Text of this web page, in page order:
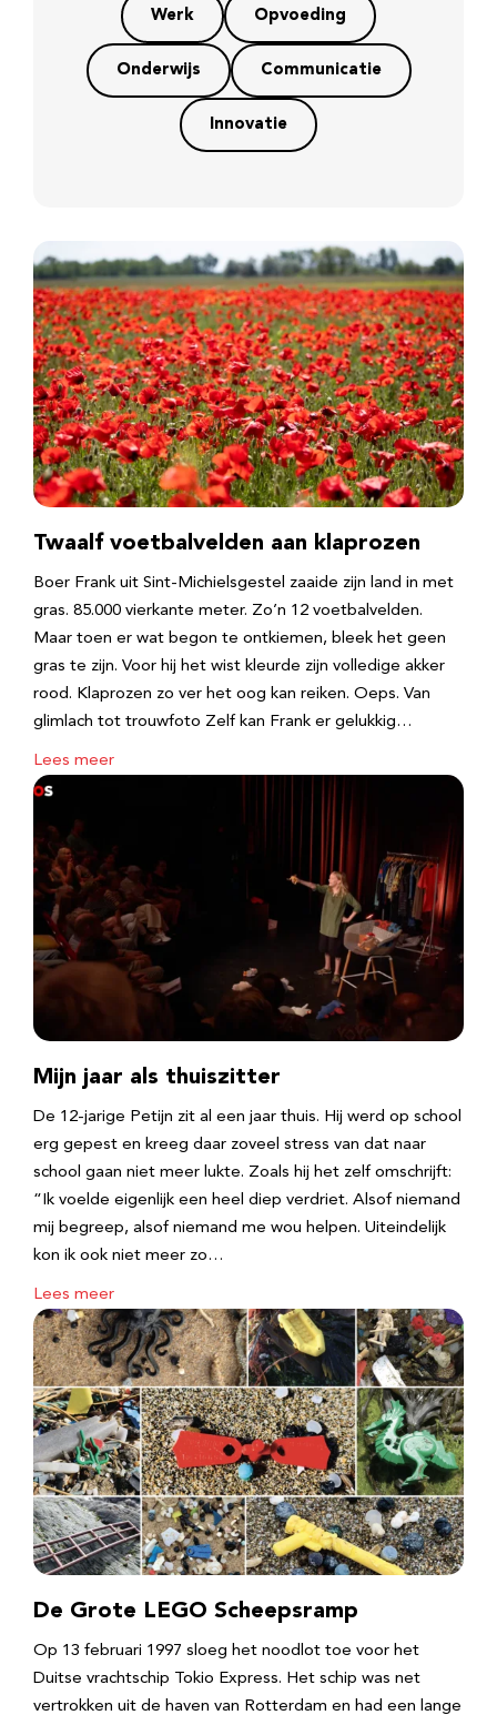
Werk Opvoeding
Onderwijs Communicatie
Innovatie
Twaalf voetbalvelden aan klaprozen
Boer Frank uit Sint-Michielsgestel zaaide zijn land in met
gras. 85.000 vierkante meter. Zo’n 12 voetbalvelden.
Maar toen er wat begon te ontkiemen, bleek het geen
gras te zijn. Voor hij het wist kleurde zijn volledige akker
rood. Klaprozen zo ver het oog kan reiken. Oeps. Van
glimlach tot trouwfoto Zelf kan Frank er gelukkig…
Lees meer
Mijn jaar als thuiszitter
De 12-jarige Petijn zit al een jaar thuis. Hij werd op school
erg gepest en kreeg daar zoveel stress van dat naar
school gaan niet meer lukte. Zoals hij het zelf omschrijft:
“Ik voelde eigenlijk een heel diep verdriet. Alsof niemand
mij begreep, alsof niemand me wou helpen. Uiteindelijk
kon ik ook niet meer zo…
Lees meer
De Grote LEGO Scheepsramp
Op 13 februari 1997 sloeg het noodlot toe voor het
Duitse vrachtschip Tokio Express. Het schip was net
vertrokken uit de haven van Rotterdam en had een lange